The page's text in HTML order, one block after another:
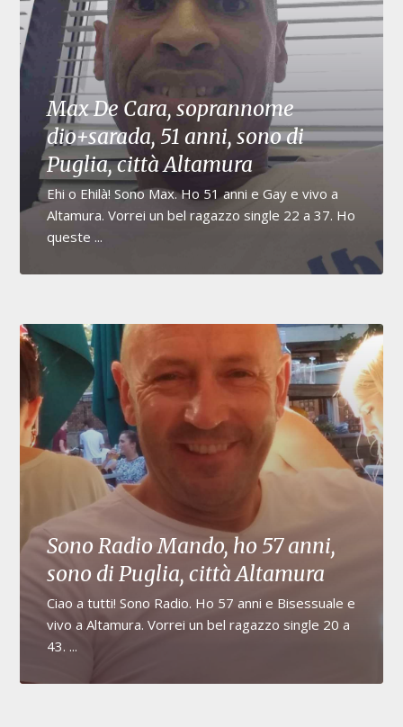
Max De Cara, soprannome
dio+sarada, 51 anni, sono di
Puglia, città Altamura
Ehi o Ehilà! Sono Max. Ho 51 anni e Gay e vivo a
Altamura. Vorrei un bel ragazzo single 22 a 37. Ho
queste ...
Sono Radio Mando, ho 57 anni,
sono di Puglia, città Altamura
Ciao a tutti! Sono Radio. Ho 57 anni e Bisessuale e
vivo a Altamura. Vorrei un bel ragazzo single 20 a
43. ...